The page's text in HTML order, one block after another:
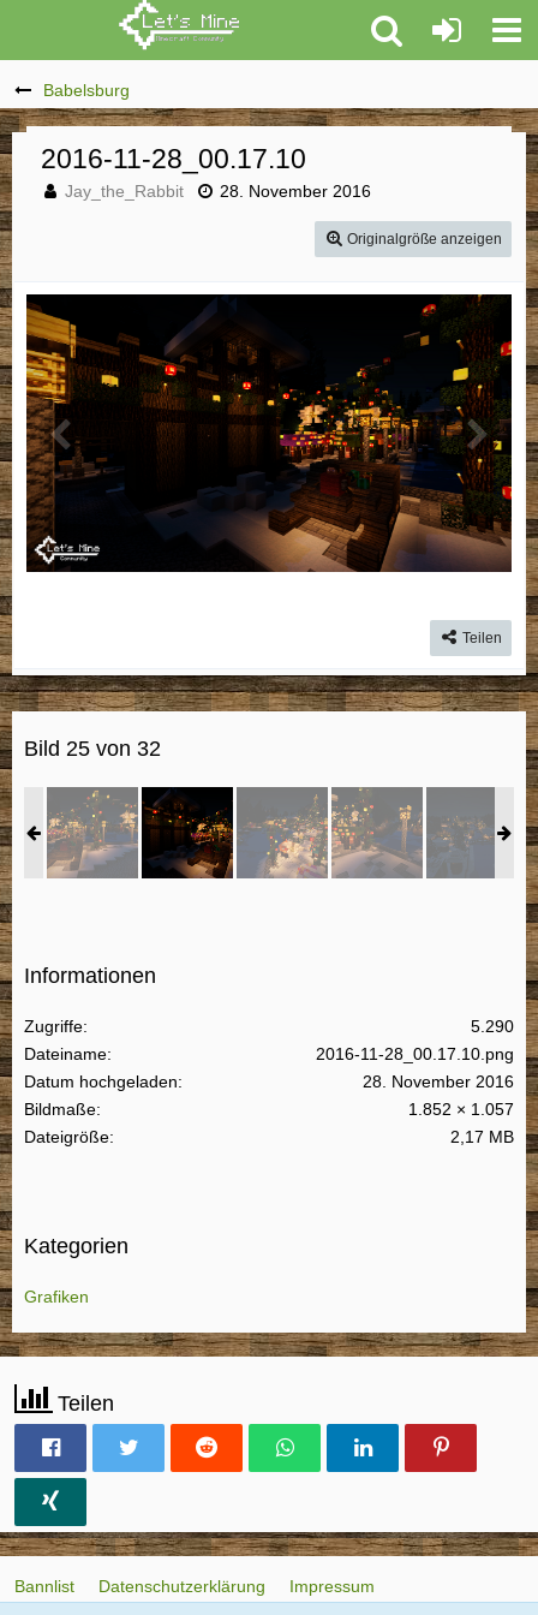
Babelsburg
2016-11-28_00.17.10
Jay_the_Rabbit 28. November 2016
Originalgröße anzeigen
Teilen
Bild 25 von 32
Informationen
Zugriffe
5.290
Dateiname
2016-11-28_00.17.10.png
Datum hochgeladen
28. November 2016
Bildmaße
1.852 × 1.057
Dateigröße
2,17 MB
Kategorien
Grafiken
Teilen
Bannlist Datenschutzerklärung Impressum